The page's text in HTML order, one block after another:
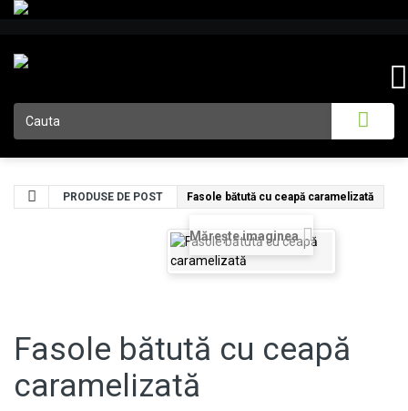
PRODUSE DE POST Fasole bătută cu ceapă caramelizată
Măreşte imaginea
Fasole bătută cu ceapă
caramelizată